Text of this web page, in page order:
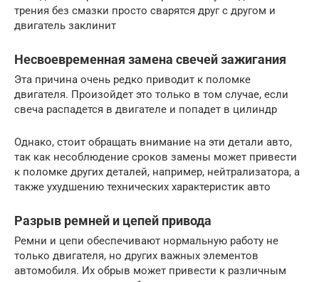
трения без смазки просто сварятся друг с другом и
двигатель заклинит
Несвоевременная замена свечей зажигания
Эта причина очень редко приводит к поломке
двигателя. Произойдет это только в том случае, если
свеча распадется в двигателе и попадет в цилиндр
Однако, стоит обращать внимание на эти детали авто,
так как несоблюдение сроков замены может привести
к поломке других деталей, например, нейтрализатора, а
также ухудшению технических характеристик авто
Разрыв ремней и цепей привода
Ремни и цепи обеспечивают нормальную работу не
только двигателя, но других важных элементов
автомобиля. Их обрыв может привести к различным